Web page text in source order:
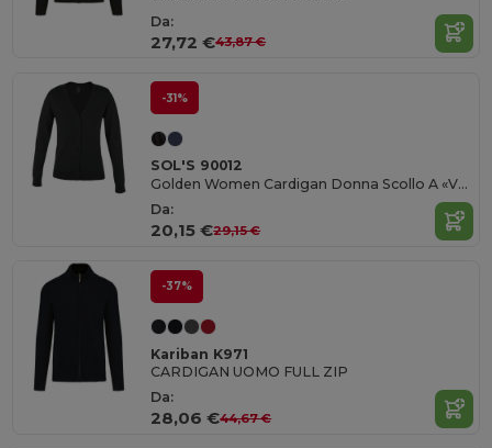
Da:
27,72 €43,87 €
-31%
SOL'S 90012
Golden Women Cardigan Donna Scollo A «V» Con Bottoni
Da:
20,15 €29,15 €
-37%
Kariban K971
CARDIGAN UOMO FULL ZIP
Da:
28,06 €44,67 €